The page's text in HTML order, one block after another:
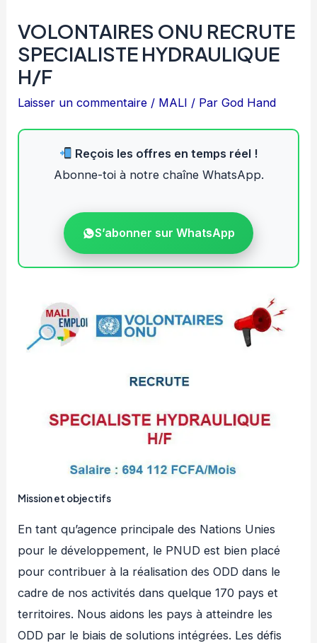
VOLONTAIRES ONU RECRUTE
SPECIALISTE HYDRAULIQUE
H/F
Laisser un commentaire / MALI / ParGod Hand
Reçois les offres en temps réel !
Abonne-toi à notre chaîne WhatsApp.
S’abonner sur WhatsApp
Mission et objectifs
En tant qu’agence principale des Nations Unies
pour le développement, le PNUD est bien placé
pour contribuer à la réalisation des ODD dans le
cadre de nos activités dans quelque 170 pays et
territoires. Nous aidons les pays à atteindre les
ODD par le biais de solutions intégrées. Les défis